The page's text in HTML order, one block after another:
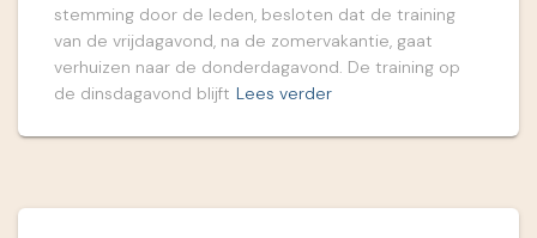
stemming door de leden, besloten dat de training
van de vrijdagavond, na de zomervakantie, gaat
verhuizen naar de donderdagavond. De training op
de dinsdagavond blijft Lees verder